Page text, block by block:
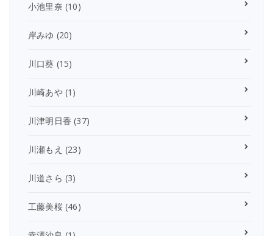
小池里奈 (10)
岸みゆ (20)
川口葵 (15)
川崎あや(1)
川津明日香 (37)
川瀬もえ (23)
川道さら (3)
工藤美桜(46)